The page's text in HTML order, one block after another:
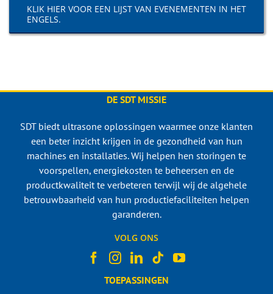
KLIK HIER VOOR EEN LIJST VAN EVENEMENTEN IN HET
ENGELS.
DE SDT MISSIE
SDT biedt ultrasone oplossingen waarmee onze klanten
een beter inzicht krijgen in de gezondheid van hun
machines en installaties. Wij helpen hen storingen te
voorspellen, energiekosten te beheersen en de
productkwaliteit te verbeteren terwijl wij de algehele
betrouwbaarheid van hun productiefaciliteiten helpen
garanderen.
VOLG ONS
TOEPASSINGEN